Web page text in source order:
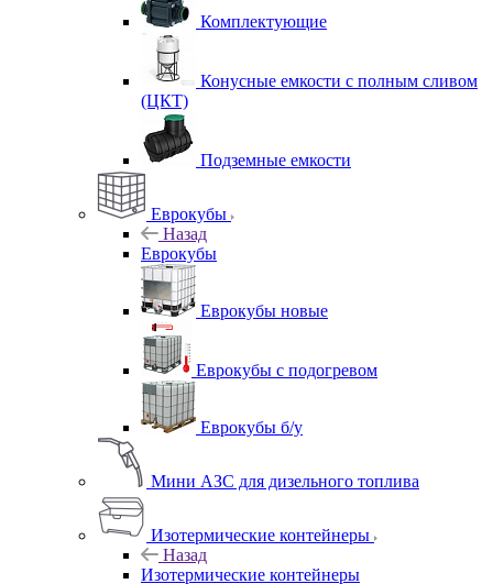
Комплектующие
Конусные емкости с полным сливом
(ЦКТ)
Подземные емкости
Еврокубы
Назад
Еврокубы
Еврокубы новые
Еврокубы с подогревом
Еврокубы б/у
Мини АЗС для дизельного топлива
Изотермические контейнеры
Назад
Изотермические контейнеры